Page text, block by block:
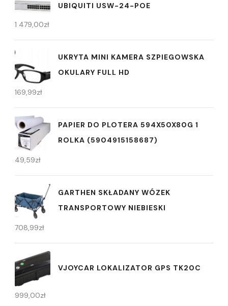
UBIQUITI USW-24-POE
1 479,00zł
UKRYTA MINI KAMERA SZPIEGOWSKA
OKULARY FULL HD
169,99zł
PAPIER DO PLOTERA 594X50X80G 1
ROLKA (5904915158687)
49,59zł
GARTHEN SKŁADANY WÓZEK
TRANSPORTOWY NIEBIESKI
708,99zł
VJOYCAR LOKALIZATOR GPS TK20C
999,00zł